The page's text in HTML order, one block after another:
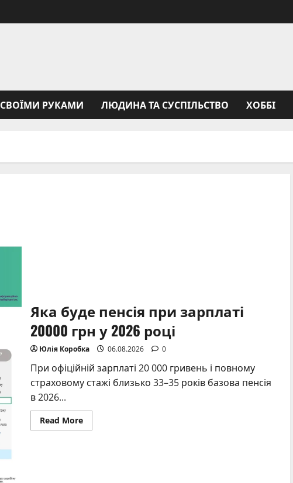
СВОЇМИ РУКАМИ ЛЮДИНА ТА СУСПІЛЬСТВО ХОББІ
Яка буде пенсія при зарплаті
20000 грн у 2026 році
Юлія Коробка 06.08.2026 0
При офіційній зарплаті 20 000 гривень і повному
страховому стажі близько 33–35 років базова пенсія
в 2026...
Read MoreRead
more